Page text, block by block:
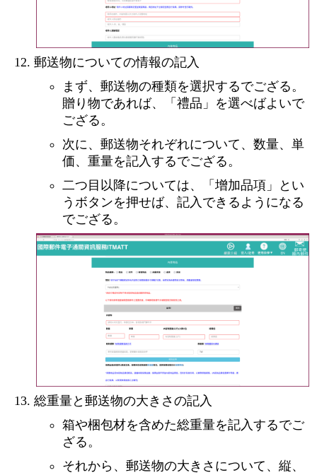
郵送物についての情報の記入
まず、郵送物の種類を選択するでござる。
贈り物であれば、「禮品」を選べばよいで
ござる。
次に、郵送物それぞれについて、数量、単
価、重量を記入するでござる。
二つ目以降については、「增加品項」とい
うボタンを押せば、記入できるようになる
でござる。
総重量と郵送物の大きさの記入
箱や梱包材を含めた総重量を記入するでご
ざる。
それから、郵送物の大きさについて、縦、